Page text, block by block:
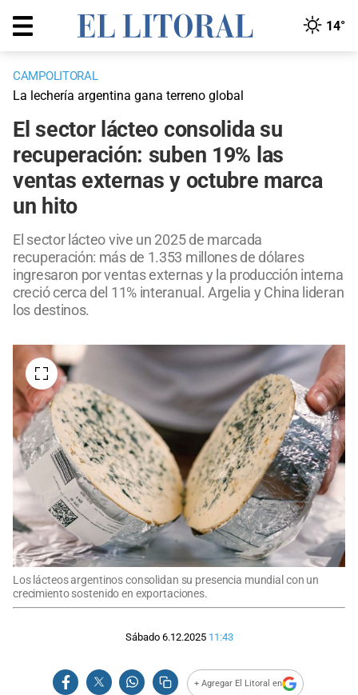
14°
CAMPOLITORAL
La lechería argentina gana terreno global
El sector lácteo consolida su
recuperación: suben 19% las
ventas externas y octubre marca
un hito
El sector lácteo vive un 2025 de marcada
recuperación: más de 1.353 millones de dólares
ingresaron por ventas externas y la producción interna
creció cerca del 11% interanual. Argelia y China lideran
los destinos.
Los lácteos argentinos consolidan su presencia mundial con un
crecimiento sostenido en exportaciones.
Sábado 6.12.2025 11:43
+ Agregar El Litoral en